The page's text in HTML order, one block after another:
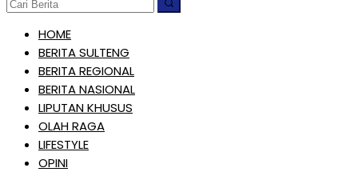
HOME
BERITA SULTENG
BERITA REGIONAL
BERITA NASIONAL
LIPUTAN KHUSUS
OLAH RAGA
LIFESTYLE
OPINI